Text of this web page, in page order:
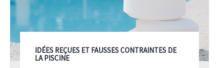
IDÉES REÇUES ET FAUSSES CONTRAINTES DE
LA PISCINE